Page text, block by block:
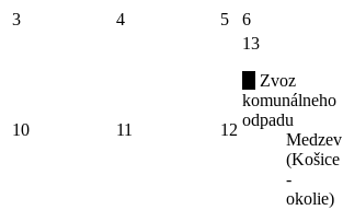
3 4 5 6
10 11 12
13
Zvoz
komunálneho
odpadu
Medzev
(Košice
-
okolie)